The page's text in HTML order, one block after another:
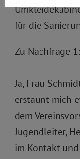
für die
Zu Nachfrage 1:
Ja, Frau
erstaunt mich
dem
Jugendleiter,
im Kontakt